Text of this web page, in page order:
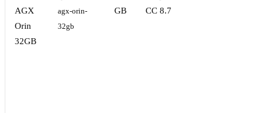
AGX
Orin
32GB
agx-orin-
32gb
GB
CC 8.7